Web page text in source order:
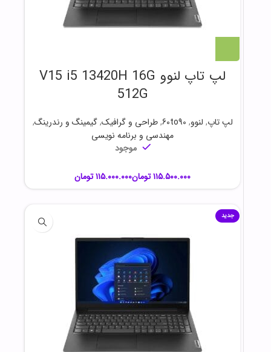
لپ تاپ لنوو V15 i5 13420H 16G
512G
لپ تاپ, لنوو,
60to90
,طراحی و گرافیک,گیمینگ و رندرینگ,
مهندسی و برنامه نویسی
موجود
تومان تومان
جدید